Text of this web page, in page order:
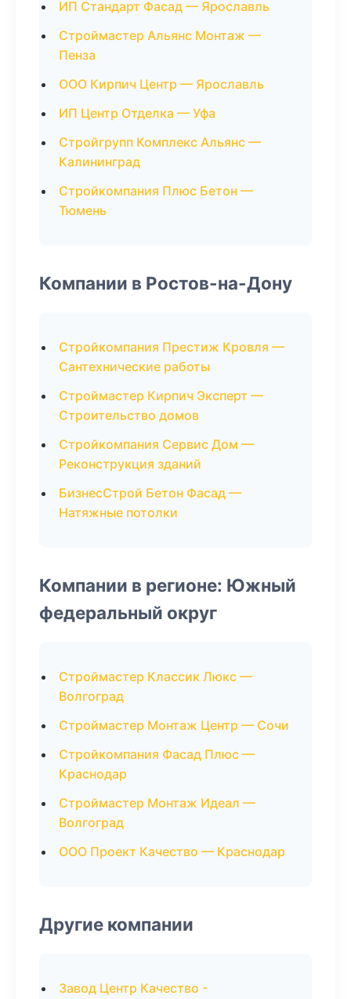
ИП Стандарт Фасад — Ярославль
Строймастер Альянс Монтаж —
Пенза
ООО Кирпич Центр — Ярославль
ИП Центр Отделка — Уфа
Стройгрупп Комплекс Альянс —
Калининград
Стройкомпания Плюс Бетон —
Тюмень
Компании в Ростов-на-Дону
Стройкомпания Престиж Кровля —
Сантехнические работы
Строймастер Кирпич Эксперт —
Строительство домов
Стройкомпания Сервис Дом —
Реконструкция зданий
БизнесСтрой Бетон Фасад —
Натяжные потолки
Компании в регионе: Южный
федеральный округ
Строймастер Классик Люкс —
Волгоград
Строймастер Монтаж Центр — Сочи
Стройкомпания Фасад Плюс —
Краснодар
Строймастер Монтаж Идеал —
Волгоград
ООО Проект Качество — Краснодар
Другие компании
Завод Центр Качество -